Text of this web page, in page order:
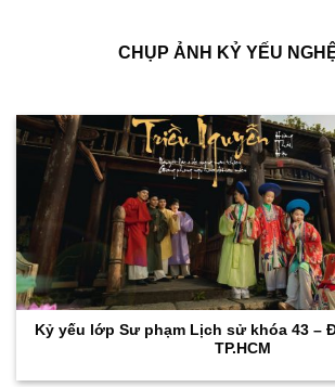
CHỤP ẢNH KỶ YẾU
Kỷ yếu lớp Sư phạm Lịch sử khóa 43 –
TP.HCM